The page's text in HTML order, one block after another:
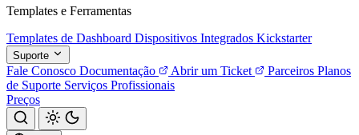
Templates e Ferramentas
Templates de Dashboard Dispositivos Integrados Kickstarter
Suporte
Fale Conosco Documentação Abrir um Ticket Parceiros Planos
de Suporte Serviços Profissionais
Preços